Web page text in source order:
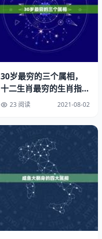
30岁最穷的三个属相，
十二生肖最穷的生肖指
谁？23 阅读 2021-08-02